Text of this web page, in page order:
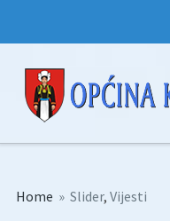
Home » Slider, Vijesti